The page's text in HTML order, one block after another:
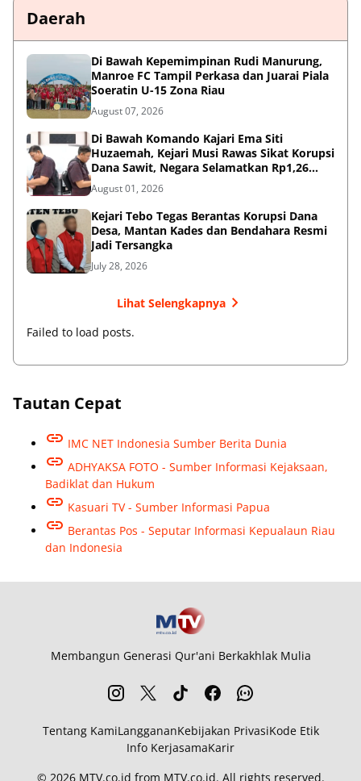
Daerah
Di Bawah Kepemimpinan Rudi Manurung,
Manroe FC Tampil Perkasa dan Juarai Piala
Soeratin U-15 Zona Riau
August 07, 2026
Di Bawah Komando Kajari Ema Siti
Huzaemah, Kejari Musi Rawas Sikat Korupsi
Dana Sawit, Negara Selamatkan Rp1,26
Miliar
August 01, 2026
Kejari Tebo Tegas Berantas Korupsi Dana
Desa, Mantan Kades dan Bendahara Resmi
Jadi Tersangka
July 28, 2026
Lihat Selengkapnya
Failed to load posts.
Tautan Cepat
IMC NET Indonesia Sumber Berita Dunia
ADHYAKSA FOTO - Sumber Informasi Kejaksaan,
Badiklat dan Hukum
Kasuari TV - Sumber Informasi Papua
Berantas Pos - Seputar Informasi Kepualaun Riau
dan Indonesia
Membangun Generasi Qur'ani Berkakhlak Mulia
Tentang KamiLanggananKebijakan PrivasiKode Etik
Info KerjasamaKarir
© 2026 MTV.co.id from MTV.co.id. All rights reserved.